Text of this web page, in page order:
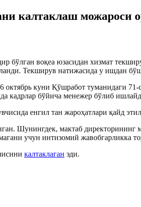
калтаклаш можароси
бўлган воқеа юзасидан хизмат
Текширув натижасида у ишдан
октябрь куни Қўшработ туманидаги
кадрлар бўйича менежер бўлиб
енгил тан жароҳатлари қайд
Шунингдек, мактаб
учун интизомий жавобгарликка
калтаклаган эди.